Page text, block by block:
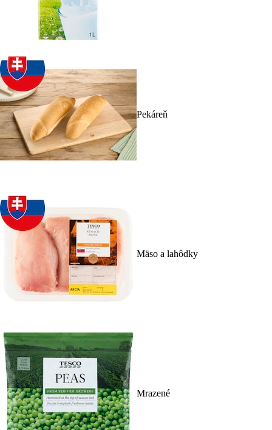
Pekáreň
Mäso a lahôdky
Mrazené